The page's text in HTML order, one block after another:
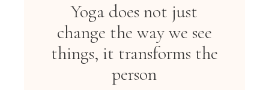
Yoga does not just
change the way we see
things, it transforms the
person